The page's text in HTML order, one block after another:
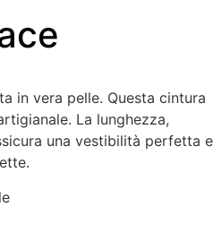
in vera pelle. Questa cintura
La lunghezza,
una vestibilità perfetta e